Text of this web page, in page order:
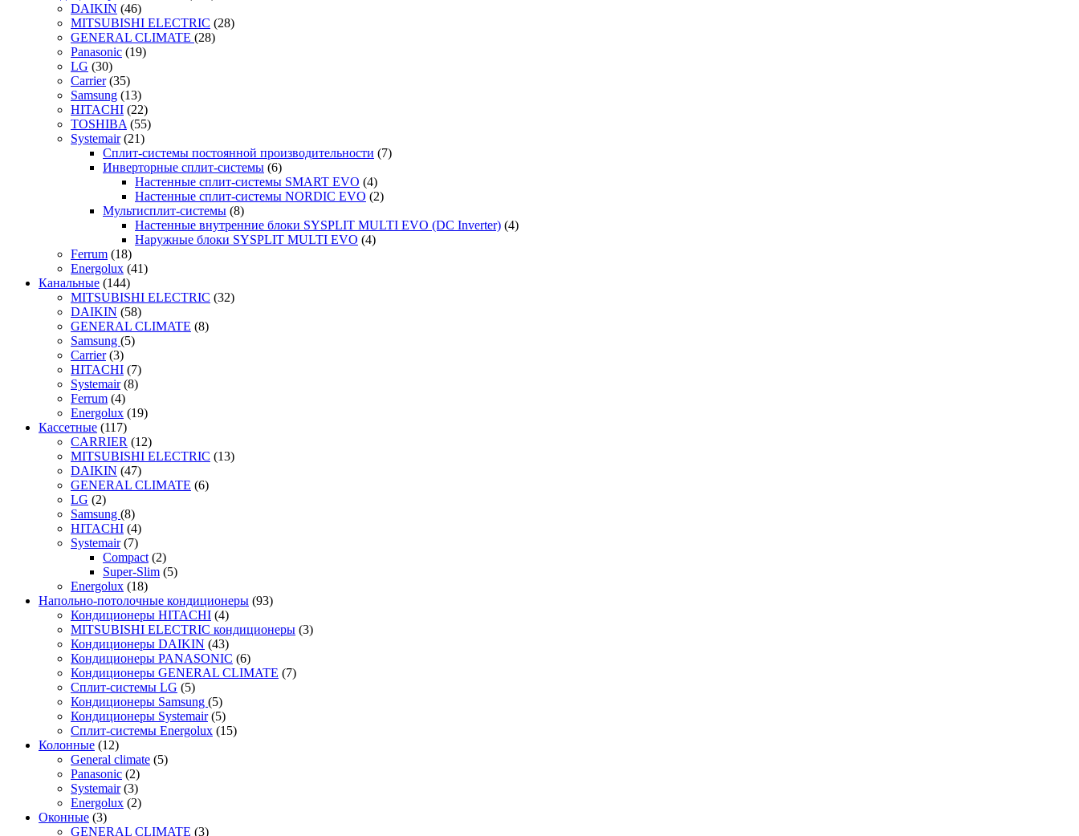
DAIKIN (46)
MITSUBISHI ELECTRIC (28)
GENERAL CLIMATE (28)
Panasonic (19)
LG (30)
Carrier (35)
Samsung (13)
HITACHI (22)
TOSHIBA (55)
Systemair (21)
Сплит-системы постоянной производительности (7)
Инверторные сплит-системы (6)
Настенные сплит-системы SMART EVO (4)
Настенные сплит-системы NORDIC EVO (2)
Мультисплит-системы (8)
Настенные внутренние блоки SYSPLIT MULTI EVO (DC Inverter) (4)
Наружные блоки SYSPLIT MULTI EVO (4)
Ferrum (18)
Energolux (41)
Канальные (144)
MITSUBISHI ELECTRIC (32)
DAIKIN (58)
GENERAL CLIMATE (8)
Samsung (5)
Carrier (3)
HITACHI (7)
Systemair (8)
Ferrum (4)
Energolux (19)
Кассетные (117)
CARRIER (12)
MITSUBISHI ELECTRIC (13)
DAIKIN (47)
GENERAL CLIMATE (6)
LG (2)
Samsung (8)
HITACHI (4)
Systemair (7)
Compact (2)
Super-Slim (5)
Energolux (18)
Напольно-потолочные кондиционеры (93)
Кондиционеры HITACHI (4)
MITSUBISHI ELECTRIC кондиционеры (3)
Кондиционеры DAIKIN (43)
Кондиционеры PANASONIC (6)
Кондиционеры GENERAL CLIMATE (7)
Сплит-системы LG (5)
Кондиционеры Samsung (5)
Кондиционеры Systemair (5)
Сплит-системы Energolux (15)
Колонные (12)
General climate (5)
Panasonic (2)
Systemair (3)
Energolux (2)
Оконные (3)
GENERAL CLIMATE (3)